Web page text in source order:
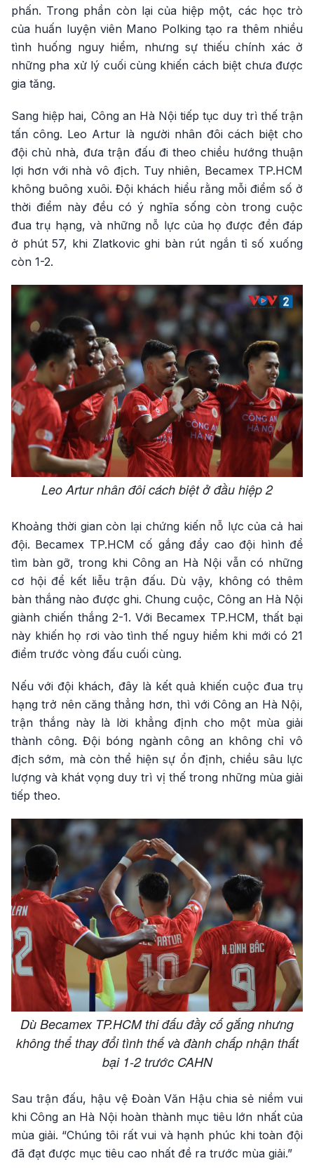
phấn. Trong phần còn lại của hiệp một, các học trò
của huấn luyện viên Mano Polking tạo ra thêm nhiều
tình huống nguy hiểm, nhưng sự thiếu chính xác ở
những pha xử lý cuối cùng khiến cách biệt chưa được
gia tăng.
Sang hiệp hai, Công an Hà Nội tiếp tục duy trì thế trận
tấn công. Leo Artur là người nhân đôi cách biệt cho
đội chủ nhà, đưa trận đấu đi theo chiều hướng thuận
lợi hơn với nhà vô địch. Tuy nhiên, Becamex TP.HCM
không buông xuôi. Đội khách hiểu rằng mỗi điểm số ở
thời điểm này đều có ý nghĩa sống còn trong cuộc
đua trụ hạng, và những nỗ lực của họ được đền đáp
ở phút 57, khi Zlatkovic ghi bàn rút ngắn tỉ số xuống
còn 1-2.
Leo Artur nhân đôi cách biệt ở đầu hiệp 2
Khoảng thời gian còn lại chứng kiến nỗ lực của cả hai
đội. Becamex TP.HCM cố gắng đẩy cao đội hình để
tìm bàn gỡ, trong khi Công an Hà Nội vẫn có những
cơ hội để kết liễu trận đấu. Dù vậy, không có thêm
bàn thắng nào được ghi. Chung cuộc, Công an Hà Nội
giành chiến thắng 2-1. Với Becamex TP.HCM, thất bại
này khiến họ rơi vào tình thế nguy hiểm khi mới có 21
điểm trước vòng đấu cuối cùng.
Nếu với đội khách, đây là kết quả khiến cuộc đua trụ
hạng trở nên căng thẳng hơn, thì với Công an Hà Nội,
trận thắng này là lời khẳng định cho một mùa giải
thành công. Đội bóng ngành công an không chỉ vô
địch sớm, mà còn thể hiện sự ổn định, chiều sâu lực
lượng và khát vọng duy trì vị thế trong những mùa giải
tiếp theo.
Dù Becamex TP.HCM thi đấu đầy cố gắng nhưng
không thể thay đổi tình thế và đành chấp nhận thất
bại 1-2 trước CAHN
Sau trận đấu, hậu vệ Đoàn Văn Hậu chia sẻ niềm vui
khi Công an Hà Nội hoàn thành mục tiêu lớn nhất của
mùa giải. “Chúng tôi rất vui và hạnh phúc khi toàn đội
đã đạt được mục tiêu cao nhất đề ra trước mùa giải.”